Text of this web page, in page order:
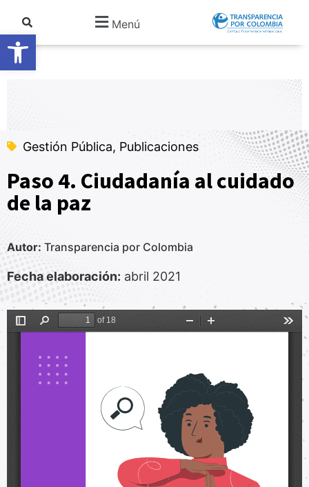
Abrir barra de herramientas
Menú
Gestión Pública, Publicaciones
Paso 4. Ciudadanía al cuidado
de la paz
Autor: Transparencia por Colombia
Fecha elaboración: abril 2021